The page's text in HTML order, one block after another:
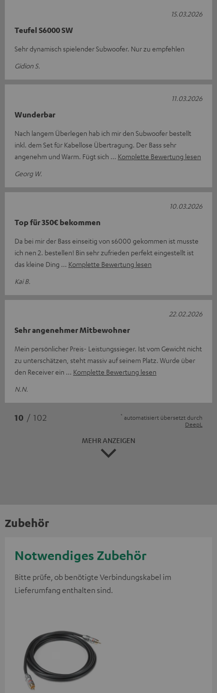
Teufel S6000 SW
Sehr dynamisch spielender Subwoofer. Nur zu empfehlen
Gidion S.
15.03.2026
Wunderbar
Nach langem Überlegen hab ich mir den Subwoofer bestellt
inkl. dem Set für Kabellose Übertragung. Der Bass sehr
angenehm und Warm. Fügt sich
Komplette Bewertung lesen
Georg W.
11.03.2026
Top für 350€ bekommen
Da bei mir der Bass einseitig von s6000 gekommen ist musste
ich nen 2. bestellen! Bin sehr zufrieden perfekt eingestellt ist
das kleine Ding
Komplette Bewertung lesen
Kai B.
10.03.2026
Sehr angenehmer Mitbewohner
Mein persönlicher Preis- Leistungssieger. Ist vom Gewicht nicht
zu unterschätzen, steht massiv auf seinem Platz. Wurde über
den Receiver ein
Komplette Bewertung lesen
N.N.
22.02.2026
10 / 102 * automatisiert übersetzt durch
DeepL
MEHR ANZEIGEN
Zubehör
Notwendiges Zubehör
Bitte prüfe, ob benötigte Verbindungskabel im
Lieferumfang enthalten sind.